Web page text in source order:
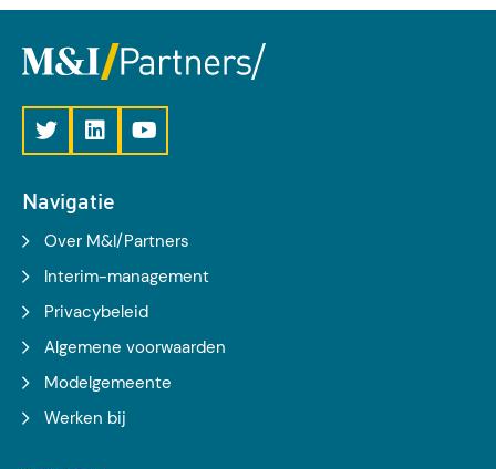
Navigatie
Over M&I/Partners
Interim-management
Privacybeleid
Algemene voorwaarden
Modelgemeente
Werken bij